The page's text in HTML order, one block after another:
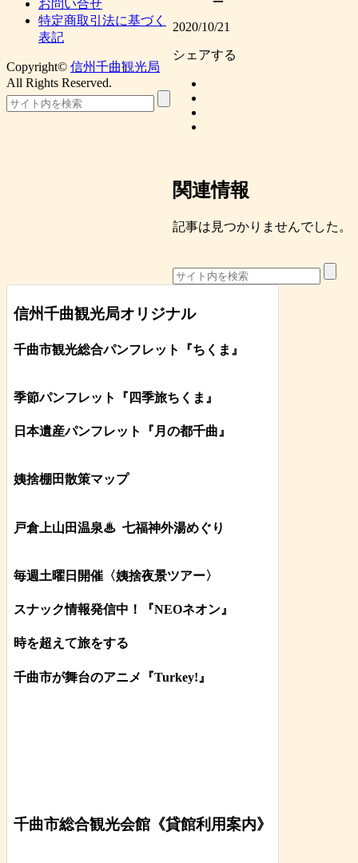
2020/10/21
シェアする
関連情報
記事は見つかりませんでした。
信州千曲観光局オリジナル
千曲市観光総合パンフレット 『ちくま 』
季節パンフレット『四季旅ちくま』
日本遺産パンフレット 『月の都千曲 』
姨捨棚田散策マップ
戸倉上山田温泉♨ 七福神外湯めぐり
毎週土曜日開催〈姨捨夜景ツアー〉
スナック情報発信中！『NEOネオン』
時を超えて旅をする
千曲市が舞台のアニメ『Turkey!』
千曲市総合観光会館《貸館利用案内》
お問い合せ
特定商取引法に基づく
表記
Copyright© 信州千曲観光局
All Rights Reserved.